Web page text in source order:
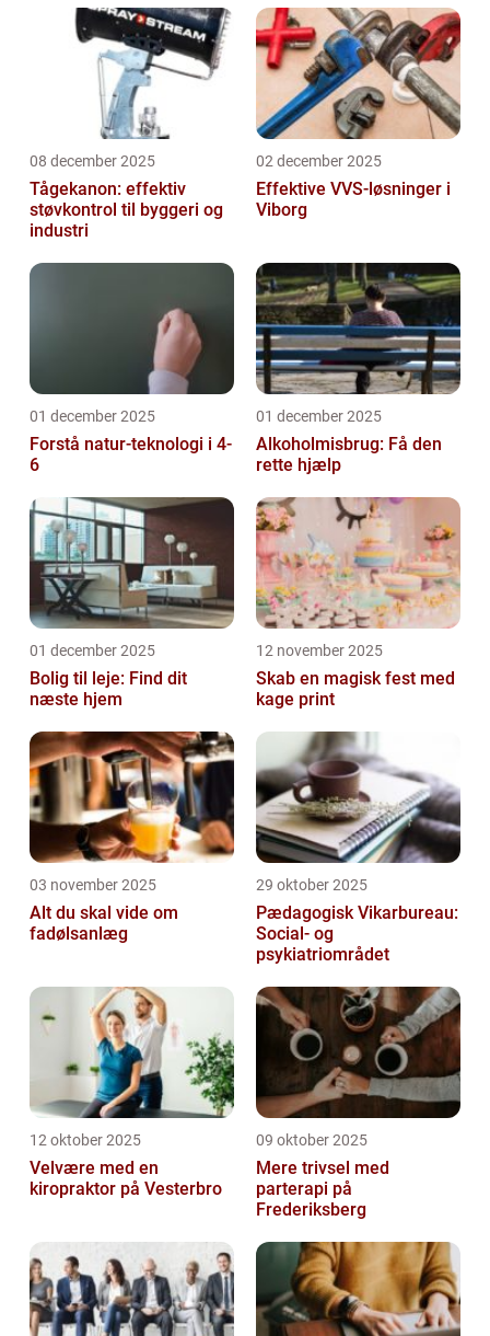
08 december 2025
Tågekanon: effektiv
støvkontrol til byggeri og
industri
02 december 2025
Effektive VVS-løsninger i
Viborg
01 december 2025
Forstå natur-teknologi i 4-
6
01 december 2025
Alkoholmisbrug: Få den
rette hjælp
01 december 2025
Bolig til leje: Find dit
næste hjem
12 november 2025
Skab en magisk fest med
kage print
03 november 2025
Alt du skal vide om
fadølsanlæg
29 oktober 2025
Pædagogisk Vikarbureau:
Social- og
psykiatriområdet
12 oktober 2025
Velvære med en
kiropraktor på Vesterbro
09 oktober 2025
Mere trivsel med
parterapi på
Frederiksberg